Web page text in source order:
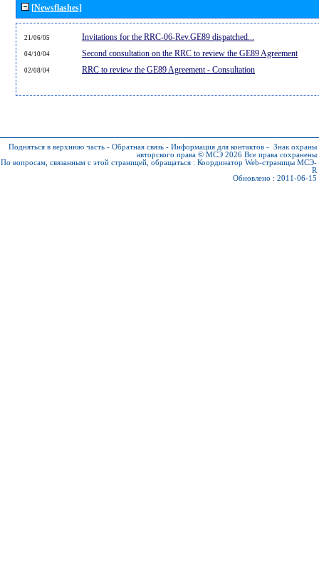
[Newsflashes]
21/06/05 Invitations for the RRC-06-Rev.GE89 dispatched...
04/10/04 Second consultation on the RRC to review the GE89 Agreement
02/08/04 RRC to review the GE89 Agreement - Consultation
Подняться в верхнюю часть - Обратная связь - Информация для контактов - Знак охраны
авторского права © МСЭ 2026 Все права сохранены
По вопросам, связанным с этой страницей, обращаться : Координатор Web-страницы МСЭ-
R
Обновлено : 2011-06-15